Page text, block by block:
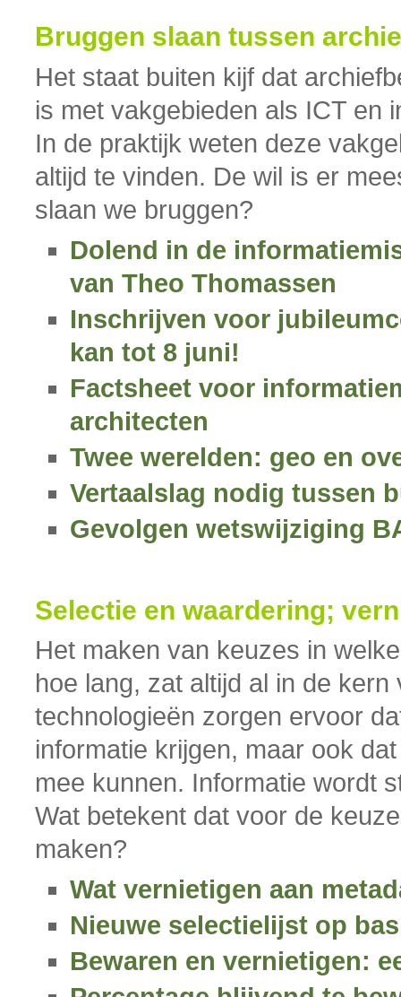
Bruggen slaan tussen
Het staat buiten kijf dat
is met vakgebieden als ICT en
In de praktijk weten deze
altijd te vinden. De wil is er
slaan we bruggen?
Dolend in de
van Theo Thomassen
Inschrijven voor
kan tot 8 juni!
Factsheet voor
architecten
Twee werelden: geo en
Vertaalslag nodig tussen
Gevolgen wetswijziging
Selectie en waardering;
Het maken van keuzes in
hoe lang, zat altijd al in de
technologieën zorgen ervoor
informatie krijgen, maar ook
mee kunnen. Informatie wordt
Wat betekent dat voor de
maken?
Wat vernietigen aan
Nieuwe selectielijst op
Bewaren en vernietigen: